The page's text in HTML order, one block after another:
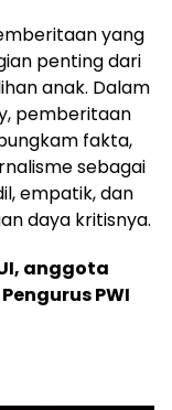
yang
penting dari
anak. Dalam
pemberitaan
fakta,
sebagai
empatik, dan
daya kritisnya.
anggota
PWI